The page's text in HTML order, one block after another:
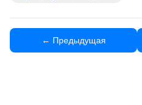
← Предыдущая